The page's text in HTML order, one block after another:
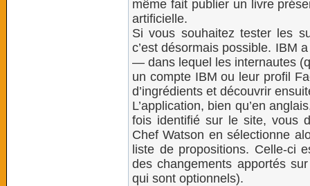
même fait publier un livre
artificielle.
Si vous souhaitez tester les
c’est désormais possible.
— dans lequel les internautes
un compte IBM ou leur profil
d’ingrédients et découvrir
L’application, bien qu’en
fois identifié sur le site, vous
Chef Watson en sélectionne
liste de propositions. Celle-ci
des changements apportés
qui sont optionnels).